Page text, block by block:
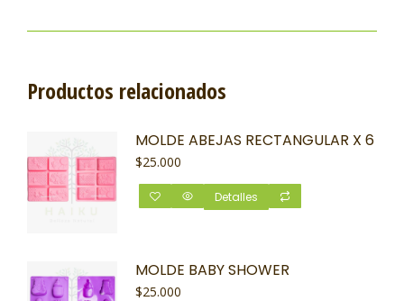
Productos relacionados
MOLDE ABEJAS RECTANGULAR X 6
$25.000
Detalles
MOLDE BABY SHOWER
$25.000